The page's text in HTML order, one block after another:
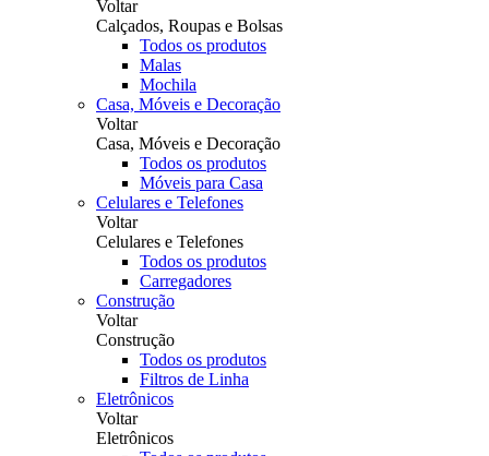
Voltar
Calçados, Roupas e Bolsas
Todos os produtos
Malas
Mochila
Casa, Móveis e Decoração
Voltar
Casa, Móveis e Decoração
Todos os produtos
Móveis para Casa
Celulares e Telefones
Voltar
Celulares e Telefones
Todos os produtos
Carregadores
Construção
Voltar
Construção
Todos os produtos
Filtros de Linha
Eletrônicos
Voltar
Eletrônicos